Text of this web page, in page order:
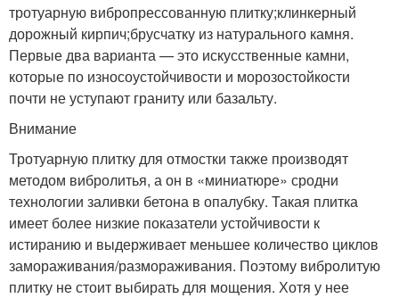
тротуарную вибропрессованную плитку;клинкерный
дорожный кирпич;брусчатку из натурального камня.
Первые два варианта — это искусственные камни,
которые по износоустойчивости и морозостойкости
почти не уступают граниту или базальту.
Внимание
Тротуарную плитку для отмостки также производят
методом вибролитья, а он в «миниатюре» сродни
технологии заливки бетона в опалубку. Такая плитка
имеет более низкие показатели устойчивости к
истиранию и выдерживает меньшее количество циклов
замораживания/размораживания. Поэтому вибролитую
плитку не стоит выбирать для мощения. Хотя у нее